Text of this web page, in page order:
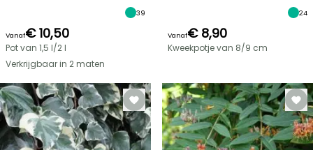
39
Vanaf€ 10,50
Pot van 1,5 l/2 l
Verkrijgbaar in 2 maten
24
Vanaf€ 8,90
Kweekpotje van 8/9 cm